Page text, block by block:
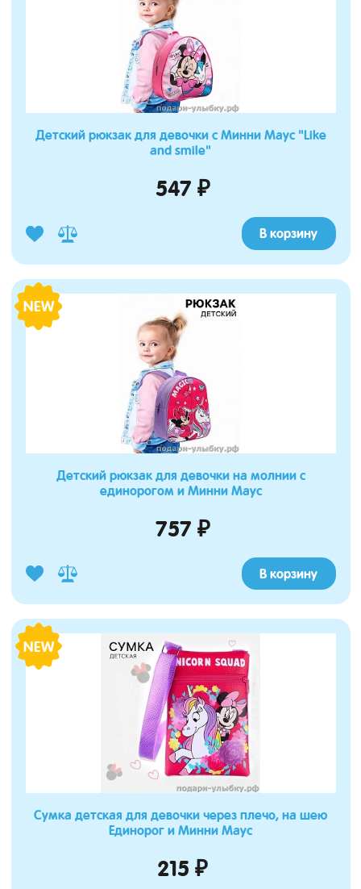
Детский рюкзак для девочки с Минни Маус "Like
and smile"
547 ₽
В корзину
NEW
Детский рюкзак для девочки на молнии с
единорогом и Минни Маус
757 ₽
В корзину
NEW
Сумка детская для девочки через плечо, на шею
Единорог и Минни Маус
215 ₽